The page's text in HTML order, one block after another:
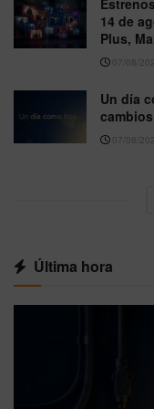
14 de
Plus,
07/08/
Un día
07/08/
Última hora